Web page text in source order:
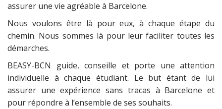
assurer une vie agréable à Barcelone.
Nous voulons être là pour eux, à chaque étape du
chemin. Nous sommes là pour leur faciliter toutes les
démarches.
BEASY-BCN guide, conseille et porte une attention
individuelle à chaque étudiant. Le but étant de lui
assurer une expérience sans tracas à Barcelone et
pour répondre à l’ensemble de ses souhaits.